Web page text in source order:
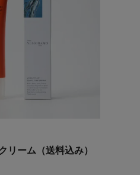
リーム（送料込み）